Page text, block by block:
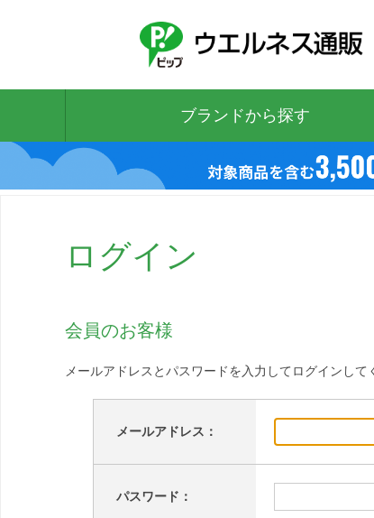
ブランドから探す
ログイン
会員のお客様
メールアドレスとパスワードを入力してログインして
メールアドレス：
パスワード：